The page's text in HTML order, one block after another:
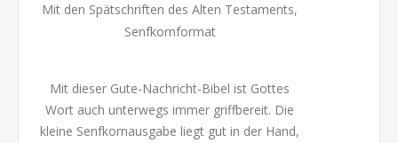
Mit den Spätschriften des Alten Testaments,
Senfkornformat
Mit dieser Gute-Nachricht-Bibel ist Gottes
Wort auch unterwegs immer griffbereit. Die
kleine Senfkornausgabe liegt gut in der Hand,